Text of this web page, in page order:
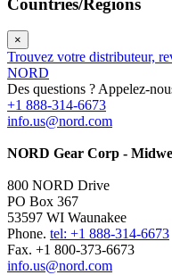
×
Trouvez votre distributeur,
NORD
Des questions ? Appelez-
+1 888-314-6673
info.us@nord.com
NORD Gear Corp -
800 NORD Drive
PO Box 367
53597 WI Waunakee
Phone. tel: +1 888-314-6673
Fax. +1 800-373-6673
info.us@nord.com